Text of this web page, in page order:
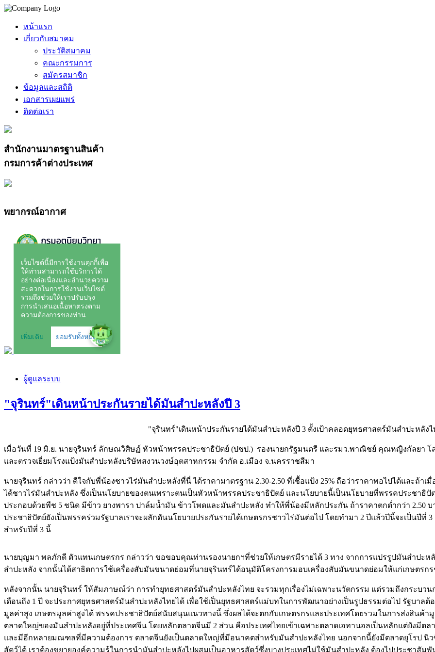
หน้าแรก
เกี่ยวกับสมาคม
ประวัติสมาคม
คณะกรรมการ
สมัครสมาชิก
ข้อมูลและสถิติ
เอกสารเผยแพร่
ติดต่อเรา
สำนักงานมาตรฐานสินค้า
กรมการค้าต่างประเทศ
พยากรณ์อากาศ
ผู้ดูแลระบบ
"จุรินทร์"เดินหน้าประกันรายได้มันสำปะหลังปี 3
"จุรินทร์"เดินหน้าประกันรายได้มันสำปะหลังปี 3 ตั้งเป้าคลอดยุทธศาสตร์มันสำปะหลัง
เมื่อวันที่ 19 มิ.ย. นายจุรินทร์ ลักษณวิศิษฏ์ หัวหน้าพรรคประชาธิปัตย์ (ปชป.) รองนายกรัฐมนตรี และรมว.พาณิชย์ คุณหญิงกัลยา
และตรวจเยี่ยมโรงแป้งมันสําปะหลังบริษัทสงวนวงษ์อุตสาหกรรม จํากัด อ.เมือง จ.นครราชสีมา
นายจุรินทร์ กล่าวว่า ดีใจกับพี่น้องชาวไร่มันสำปะหลังที่นี่ ได้ราคามาตรฐาน 2.30-2.50 ที่เชื้อแป้ง 25% ถือว่าราคาพอไปได้และถ้า
ได้ชาวไร่มันสำปะหลัง ซึ่งเป็นนโยบายของตนเพราะตนเป็นหัวหน้าพรรคประชาธิปัตย์ และนโยบายนี้เป็นนโยบายที่พรรคประชาธิปั
ประกอบด้วยพืช 5 ชนิด มีข้าว ยางพารา ปาล์มน้ำมัน ข้าวโพดและมันสำปะหลัง ทำให้พี่น้องมีหลักประกัน ถ้าราคาตกต่ำกว่า 2.50 บ
ประชาธิปัตย์ยังเป็นพรรคร่วมรัฐบาลเราจะผลักดันนโยบายประกันรายได้เกษตรกรชาวไร่มันต่อไป โดยทำมา 2 ปีแล้วปีนี้จะเป็นปีที่
สำหรับปีที่ 3 นี้
นายบุญมา พลภักดี ตัวแทนเกษตรกร กล่าวว่า ขอขอบคุณท่านรองนายกฯที่ช่วยให้เกษตรมีรายได้ 3 ทาง จากการแปรรูปมันสำปะ
สำปะหลัง จากนั้นได้สาธิตการใช้เครื่องสับมันขนาดย่อมที่นายจุรินทร์ได้อนุมัติโครงการมอบเครื่องสับมันขนาดย่อมให้แก่เกษตรก
หลังจากนั้น นายจุรินทร์ ให้สัมภาษณ์ว่า การทำยุทธศาสตร์มันสำปะหลังไทย จะรวมทุกเรื่องไม่เฉพาะนวัตกรรม แต่รวมถึงกระบว
เดือนถึง 1 ปี จะประกาศยุทธศาสตร์มันสำปะหลังไทยได้ เพื่อใช้เป็นยุทธศาสตร์แม่บทในการพัฒนาอย่างเป็นรูปธรรมต่อไป รัฐบา
มูลค่าสูง เกษตรมูลค่าสูงได้ พรรคประชาธิปัตย์สนับสนุนแนวทางนี้ ซึ่งผลได้จะตกกับเกษตรกรและประเทศโดยรวมในการส่งสินค้า
ตลาดใหญ่ของมันสำปะหลังอยู่ที่ประเทศจีน โดยหลักตลาดจีนมี 2 ส่วน คือประเทศไทยเข้าเฉพาะตลาดเอทานอลเป็นหลักแต่ยังมีตลา
และมีอีกหลายมณฑลที่มีความต้องการ ตลาดจีนยังเป็นตลาดใหญ่ที่มีอนาคตสำหรับมันสำปะหลังไทย นอกจากนี้ยังมีตลาดยุโรป นิว
สัตว์ได้ เราต้องขยายองค์ความรู้ในการนำมันสำปะหลังไปผสมเป็นอาหารสัตว์ซึ่งบางประเทศไม่ใช้มันสำปะหลัง ต้องไปประชาสัม